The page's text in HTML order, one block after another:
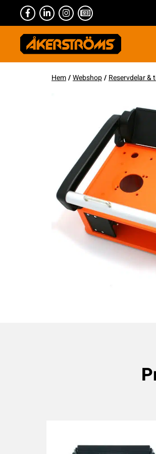
Hem/Webshop/ Reservdelar &